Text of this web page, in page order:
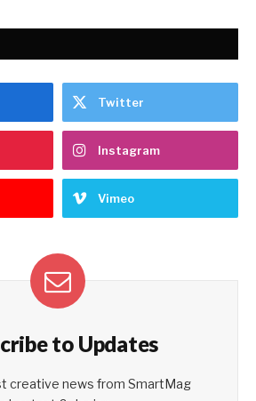
Twitter
Instagram
Vimeo
to Updates
creative news from SmartMag